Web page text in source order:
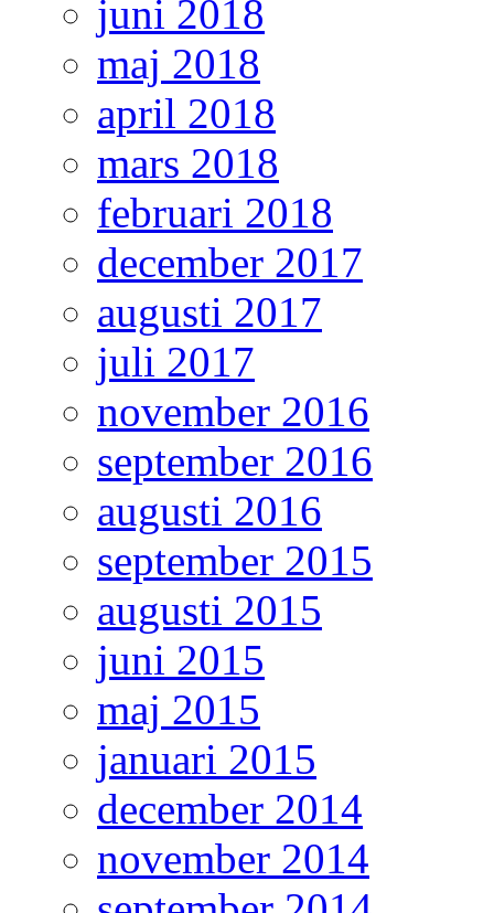
juni 2018
maj 2018
april 2018
mars 2018
februari 2018
december 2017
augusti 2017
juli 2017
november 2016
september 2016
augusti 2016
september 2015
augusti 2015
juni 2015
maj 2015
januari 2015
december 2014
november 2014